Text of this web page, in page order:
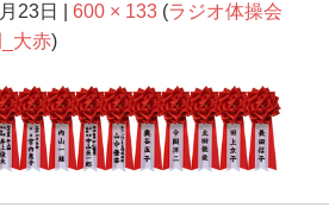
23日 600 × 133 (ラジオ体操会
大赤)